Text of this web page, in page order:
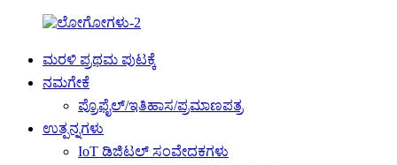
ಮರಳಿ ಪ್ರಥಮ ಪುಟಕ್ಕೆ
ನಮಗೇಕೆ
ಪ್ರೊಫೈಲ್/ಇತಿಹಾಸ/ಪ್ರಮಾಣಪತ್ರ
ಉತ್ಪನ್ನಗಳು
IoT ಡಿಜಿಟಲ್ ಸಂವೇದಕಗಳು